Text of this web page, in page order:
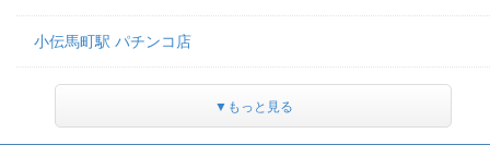
小伝馬町駅 パチンコ店
▼もっと見る